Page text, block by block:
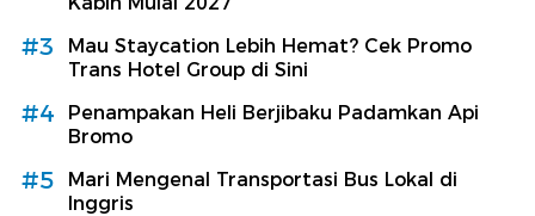
#3
Mau Staycation Lebih Hemat? Cek Promo
Trans Hotel Group di Sini
#4
Penampakan Heli Berjibaku Padamkan Api
Bromo
#5
Mari Mengenal Transportasi Bus Lokal di
Inggris